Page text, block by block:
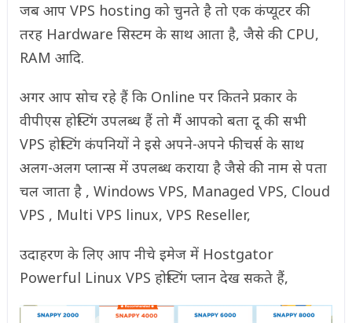
जब आप VPS hosting को चुनते है तो एक कंप्यूटर की
तरह Hardware सिस्टम के साथ आता है, जैसे की CPU,
RAM आदि.
अगर आप सोच रहे हैं कि Online पर कितने प्रकार के
वीपीएस होस्टिंग उपलब्ध हैं तो मैं आपको बता दू की सभी
VPS होस्टिंग कंपनियों ने इसे अपने-अपने फीचर्स के साथ
अलग-अलग प्लान्स में उपलब्ध कराया है जैसे की नाम से पता
चल जाता है , Windows VPS, Managed VPS, Cloud
VPS , Multi VPS linux, VPS Reseller,
उदाहरण के लिए आप नीचे इमेज में Hostgator
Powerful Linux VPS होस्टिंग प्लान देख सकते हैं,